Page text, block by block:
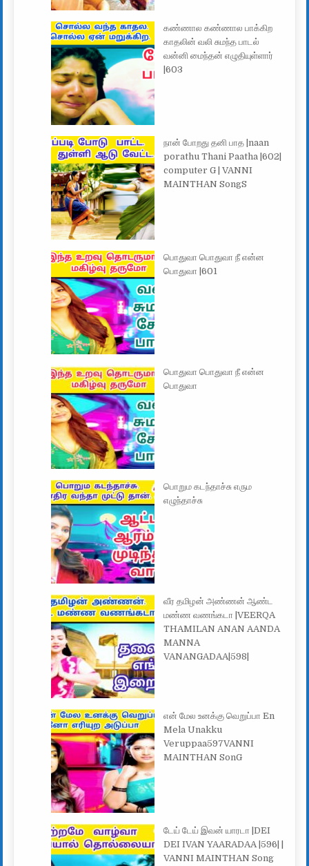
கண்ணால கண்ணால பாக்கிற
காதலின் வலி சுமந்த பாடல்
வன்னி மைந்தன் எழுதியுள்ளார்
|603
நான் போறது தனி பாத |naan
porathu Thani Paatha |602|
computer G | VANNI
MAINTHAN SongS
பொதுவா பொதுவா நீ என்ன
பொதுவா |601
பொதுவா பொதுவா நீ என்ன
பொதுவா
பொறும கடந்தாச்சு எரும
எழுந்தாச்சு
வீர தமிழன் அண்ணன் ஆண்ட
மண்ண வணங்கடா |VEERQA
THAMILAN ANAN AANDA
MANNA
VANANGADAA|598|
என் மேல உனக்கு வெறுப்பா En
Mela Unakku
Veruppaa597VANNI
MAINTHAN SonG
டேய் டேய் இவன் யாரடா |DEI
DEI IVAN YAARADAA |596| |
VANNI MAINTHAN Song